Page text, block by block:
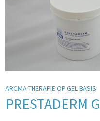
AROMA THERAPIE OP GEL BASIS
PRESTADERM